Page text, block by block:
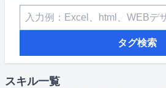
タグ検索
スキル一覧